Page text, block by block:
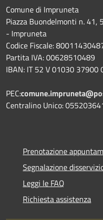
Comune di Impruneta
Piazza Buondelmonti n.
- Impruneta
Codice Fiscale:
Partita IVA: 00628510489
IBAN: IT 52 V 01030
PEC:
Centralino Unico:
Prenotazione
Segnalazione
Leggi le FAQ
Richiesta assistenza